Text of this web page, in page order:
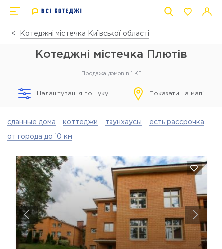
Котеджні містечка Київської області
Котеджні містечка Плютів
Продажа домов в 1 КГ
Налаштування пошуку Показати на мапі
сданные дома коттеджи таунхаусы есть рассрочка
от города до 10 км